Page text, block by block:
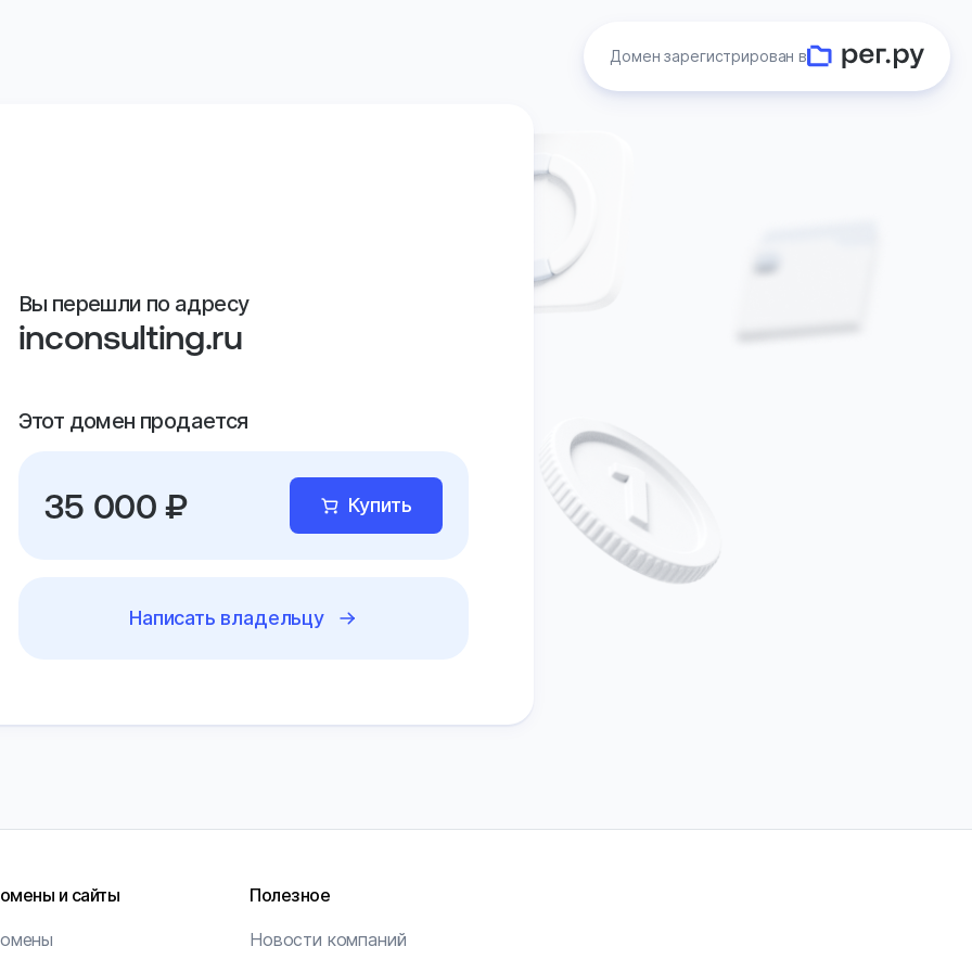
Домен зарегистрирован в
Вы перешли по адресу
inconsulting.ru
Этот домен продается
35 000 ₽ Купить
Написать владельцу
и сайты Полезное
Новости компаний